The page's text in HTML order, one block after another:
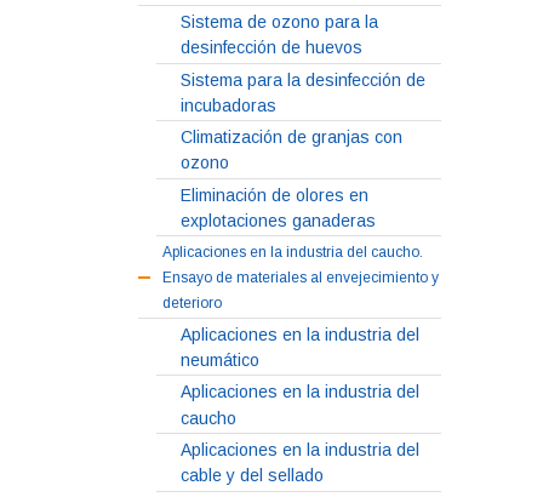
Sistema de ozono para la
desinfección de huevos
Sistema para la desinfección de
incubadoras
Climatización de granjas con
ozono
Eliminación de olores en
explotaciones ganaderas
Aplicaciones en la industria del caucho.
Ensayo de materiales al envejecimiento y
deterioro
Aplicaciones en la industria del
neumático
Aplicaciones en la industria del
caucho
Aplicaciones en la industria del
cable y del sellado